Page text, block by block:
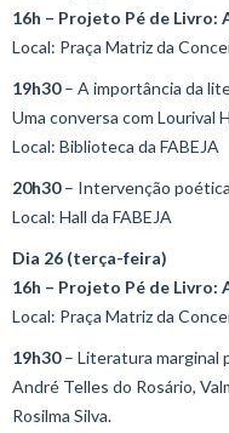
16h – Projeto Pé de Livro:
Local: Praça Matriz da
19h30– A importância da
Uma conversa com Lourival
Local: Biblioteca da FABEJA
20h30– Intervenção
Local: Hall da FABEJA
Dia 26 (terça-feira)
16h – Projeto Pé de Livro:
Local: Praça Matriz da
19h30– Literatura marginal
André Telles do Rosário,
Rosilma Silva.